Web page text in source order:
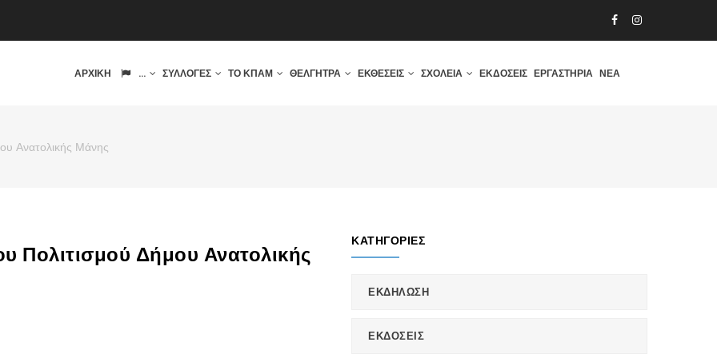
ΑΡΧΙΚΉ ... ΣΥΛΛΟΓΈΣ ΤΟ ΚΠΑΜ ΘΈΛΓΗΤΡΑ ΕΚΘΈΣΕΙΣ ΣΧΟΛΕΊΑ ΕΚΔΌΣΕΙΣ ΕΡΓΑΣΤΉΡΙΑ ΝΈΑ
Ανατολικής Μάνης
Πολιτισμού Δήμου Ανατολικής
ΚΑΤΗΓΟΡΊΕΣ
ΕΚΔΗΛΩΣΗ
ΕΚΔΟΣΕΙΣ